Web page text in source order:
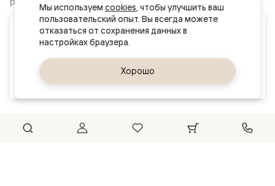
Ваш город
Нур-Султан (Астана)
Сайт не является публичной офертой
Правовая информация
Дизайн сайта совместно с агентством
Супрематика
Мы используем cookies, чтобы улучшить ваш
пользовательский опыт. Вы всегда можете
отказаться от сохранения данных в
Хорошо